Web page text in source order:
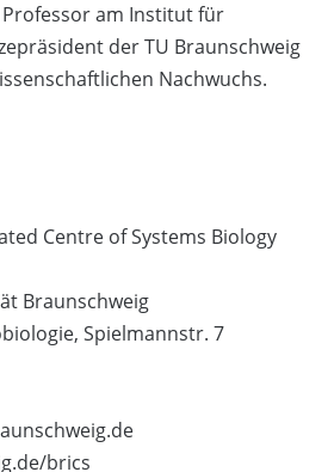
Professor am Institut für
der TU Braunschweig
Nachwuchs.
Centre of Systems Biology
Braunschweig
Spielmannstr. 7
brics